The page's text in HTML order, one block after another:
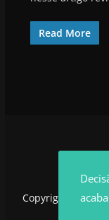
Read More
Copyright © 2026